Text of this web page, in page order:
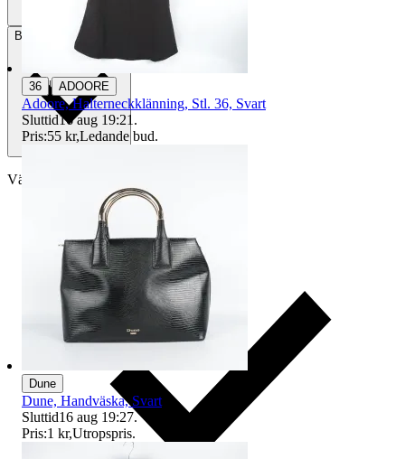
Betalning Via Tradera
Välj till köparskydd
36 | ADOORE
Adoore, Halterneckklänning, Stl. 36, Svart
Sluttid16 aug 19:21 .
Pris:55 kr,Ledande bud.
Dune
Dune, Handväska, Svart
Sluttid16 aug 19:27.
Pris:1 kr,Utropspris.